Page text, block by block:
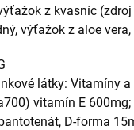
z kvasníc
výťažok z aloe
látky: Vitamíny
vitamín E
D-forma